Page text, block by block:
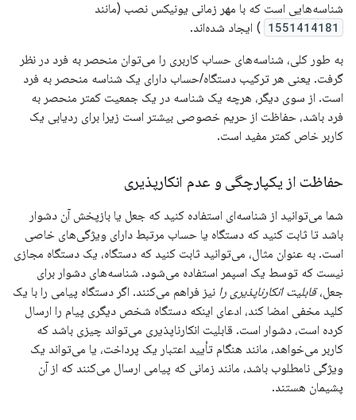
شناسه‌هایی است که با مهر زمانی یونیکس نصب (مانند
1551414181 ) ایجاد شده‌اند.
به طور کلی، شناسه‌های حساب کاربری را می‌توان منحصر به فرد در نظر
گرفت. یعنی هر ترکیب دستگاه/حساب دارای یک شناسه منحصر به فرد
است. از سوی دیگر، هرچه یک شناسه در یک جمعیت کمتر منحصر به
فرد باشد، حفاظت از حریم خصوصی بیشتر است زیرا برای ردیابی یک
کاربر خاص کمتر مفید است.
حفاظت از یکپارچگی و عدم انکارپذیری
شما می‌توانید از شناسه‌ای استفاده کنید که جعل یا بازپخش آن دشوار
باشد تا ثابت کنید که دستگاه یا حساب مرتبط دارای ویژگی‌های خاصی
است. به عنوان مثال، می‌توانید ثابت کنید که دستگاه، یک دستگاه مجازی
نیست که توسط یک اسپمر استفاده می‌شود. شناسه‌های دشوار برای
جعل،قابلیت انکارناپذیری را نیز فراهم می‌کنند. اگر دستگاه پیامی را با یک
کلید مخفی امضا کند، ادعای اینکه دستگاه شخص دیگری پیام را ارسال
کرده است، دشوار است. قابلیت انکارناپذیری می‌تواند چیزی باشد که
کاربر می‌خواهد، مانند هنگام تأیید اعتبار یک پرداخت، یا می‌تواند یک
ویژگی نامطلوب باشد، مانند زمانی که پیامی ارسال می‌کنند که از آن
پشیمان هستند.